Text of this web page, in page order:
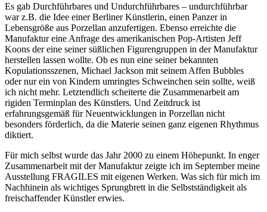
Es gab Durchführbares und Undurchführbares – undurchführbar
war z.B. die Idee einer Berliner Künstlerin, einen Panzer in
Lebensgröße aus Porzellan anzufertigen. Ebenso erreichte die
Manufaktur eine Anfrage des amerikanischen Pop-Artisten Jeff
Koons der eine seiner süßlichen Figurengruppen in der Manufaktur
herstellen lassen wollte. Ob es nun eine seiner bekannten
Kopulationsszenen, Michael Jackson mit seinem Affen Bubbles
oder nur ein von Kindern umringtes Schweinchen sein sollte, weiß
ich nicht mehr. Letztendlich scheiterte die Zusammenarbeit am
rigiden Terminplan des Künstlers. Und Zeitdruck ist
erfahrungsgemäß für Neuentwicklungen in Porzellan nicht
besonders förderlich, da die Materie seinen ganz eigenen Rhythmus
diktiert.
Für mich selbst wurde das Jahr 2000 zu einem Höhepunkt. In enger
Zusammenarbeit mit der Manufaktur zeigte ich im September meine
Ausstellung FRAGILES mit eigenen Werken. Was sich für mich im
Nachhinein als wichtiges Sprungbrett in die Selbstständigkeit als
freischaffender Künstler erwies.